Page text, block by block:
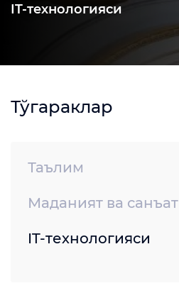
IT-технологияси
Тўгараклар
Таълим
Маданият ва санъат
IT-технологияси